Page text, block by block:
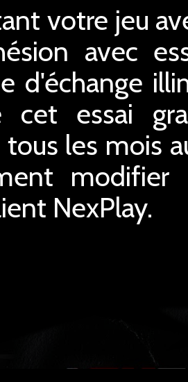
votre jeu
avec
d'échange
essai
les mois
modifier
NexPlay.